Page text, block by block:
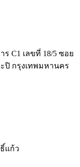
C1 เลขที่ 18/5 ซอย
ปิ กรุงเทพมหานคร
แก้ว